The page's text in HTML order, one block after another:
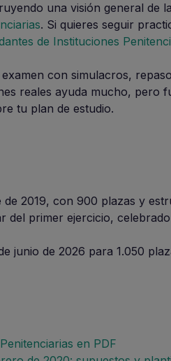
una visión general de
. Si quieres seguir
de Instituciones
con simulacros,
reales ayuda mucho, pero
tu plan de estudio.
2019, con 900 plazas y
del primer ejercicio,
junio de 2026 para 1.050
en PDF